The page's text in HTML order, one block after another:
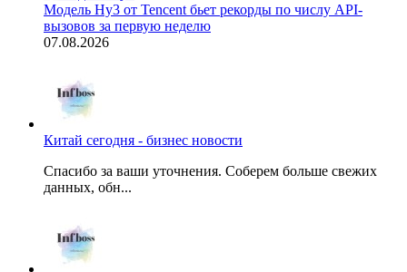
Модель Hy3 от Tencent бьет рекорды по числу API-
вызовов за первую неделю
07.08.2026
Китай сегодня - бизнес новости
Спасибо за ваши уточнения. Соберем больше свежих
данных, обн...